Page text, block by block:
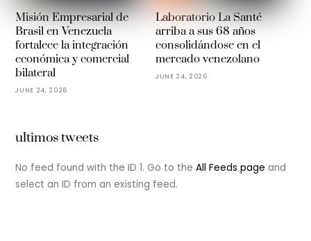
Misión Empresarial de
Brasil en Venezuela
fortalece la integración
económica y comercial
bilateral
JUNE 24, 2026
Laboratorio La Santé
arriba a sus 68 años
consolidándose en el
mercado venezolano
JUNE 24, 2026
ultimos tweets
No feed found with the ID 1. Go to theAll Feeds page and
select an ID from an existing feed.